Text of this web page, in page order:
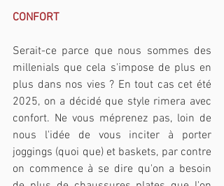
CONFORT
Serait-ce parce que nous sommes des
millenials que cela s'impose de plus en
plus dans nos vies ? En tout cas cet été
2025, on a décidé que style rimera avec
confort. Ne vous méprenez pas, loin de
nous l'idée de vous inciter à porter
joggings (quoi que) et baskets, par contre
on commence à se dire qu'on a besoin